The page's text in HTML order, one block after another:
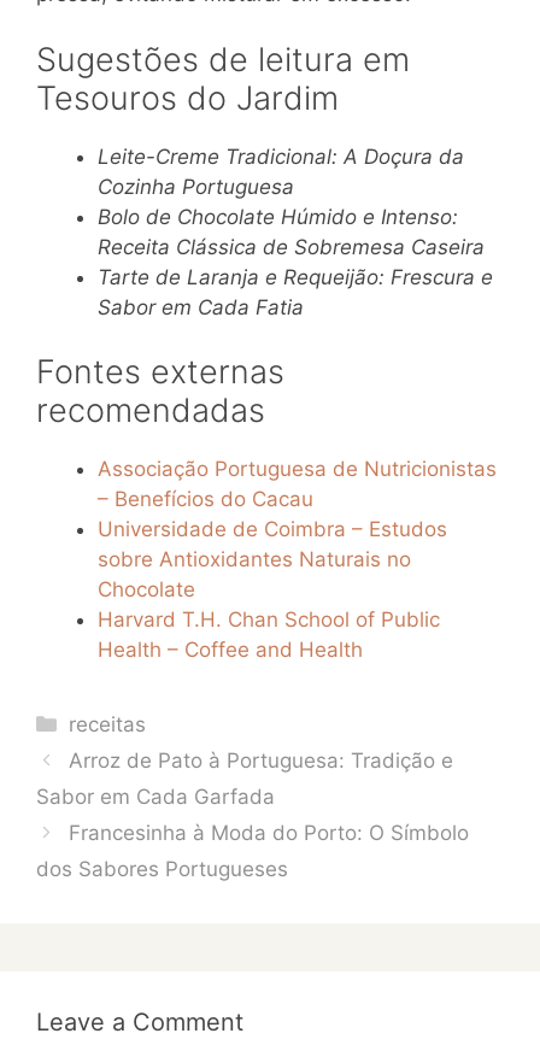
Sugestões de leitura em
Tesouros do Jardim
Leite-Creme Tradicional: A Doçura da
Cozinha Portuguesa
Bolo de Chocolate Húmido e Intenso:
Receita Clássica de Sobremesa Caseira
Tarte de Laranja e Requeijão: Frescura e
Sabor em Cada Fatia
Fontes externas
recomendadas
Associação Portuguesa de Nutricionistas
– Benefícios do Cacau
Universidade de Coimbra – Estudos
sobre Antioxidantes Naturais no
Chocolate
Harvard T.H. Chan School of Public
Health – Coffee and Health
Categories
receitas
Arroz de Pato à Portuguesa: Tradição e
Sabor em Cada Garfada
Francesinha à Moda do Porto: O Símbolo
dos Sabores Portugueses
Leave a Comment